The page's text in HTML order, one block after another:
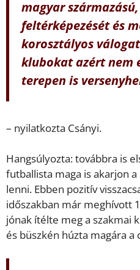
magyar
feltérképezését és
korosztályos
klubokat azért nem
terepen is
– nyilatkozta Csányi.
Hangsúlyozta: továbbra is
futballista maga is akarjon
lenni. Ebben pozitív
időszakban már meghívott
jónak ítélte meg a szakmai
és büszkén húzta magára